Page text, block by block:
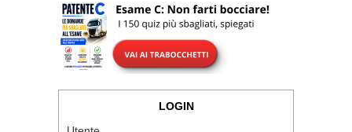
LOGIN